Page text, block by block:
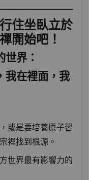
住坐臥立於
開始吧！
界：
我在裡面，我
或是要培養原子習
裡找到根源。
世界最有影響力的